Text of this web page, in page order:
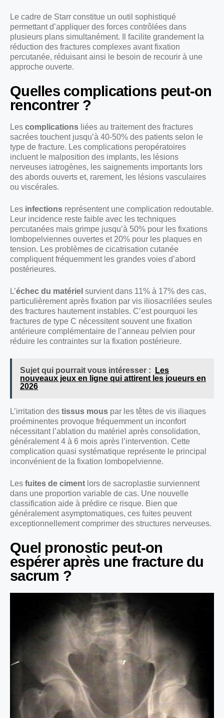
Le cadre de Starr constitue un outil sophistiqué
permettant d’appliquer des forces contrôlées dans
plusieurs plans simultanément. Il facilite grandement la
réduction des fractures complexes avant fixation
percutanée, réduisant ainsi le besoin de recourir à une
approche ouverte.
Quelles complications peut-on
rencontrer ?
Les complications liées au traitement des fractures
sacrées touchent jusqu’à 40-50% des patients selon le
type de fracture. Les complications peropératoires
incluent le malposition des implants, les lésions
nerveuses iatrogènes, les saignements importants lors
des abords ouverts et, rarement, les lésions vasculaires
ou viscérales.
Les infections représentent une complication redoutable.
Leur incidence reste faible avec les techniques
percutanées mais grimpe jusqu’à 50% pour les fixations
lombopelviennes ouvertes et 20% pour les plaques en
tension. Les problèmes de cicatrisation cutanée
compliquent fréquemment les grandes voies d’abord
postérieures.
L’échec du matériel survient dans 11% à 17% des cas,
particulièrement après fixation par vis iliosacrilées seules
des fractures hautement instables. C’est pourquoi les
fractures de type C nécessitent souvent une fixation
antérieure complémentaire de l’anneau pelvien pour
réduire les contraintes sur la fixation postérieure.
Sujet qui pourrait vous intéresser :
Les
nouveaux jeux en ligne qui attirent les joueurs en
2026
L’irritation des tissus mous par les têtes de vis iliaques
proéminentes provoque fréquemment un inconfort
nécessitant l’ablation du matériel après consolidation,
généralement 4 à 6 mois après l’intervention. Cette
complication quasi systématique représente le principal
inconvénient de la fixation lombopelvienne.
Les fuites de ciment lors de sacroplastie surviennent
dans une proportion variable de cas. Une nouvelle
classification aide à prédire ce risque. Bien que
généralement asymptomatiques, ces fuites peuvent
exceptionnellement comprimer des structures nerveuses.
Quel pronostic peut-on
espérer après une fracture du
sacrum ?